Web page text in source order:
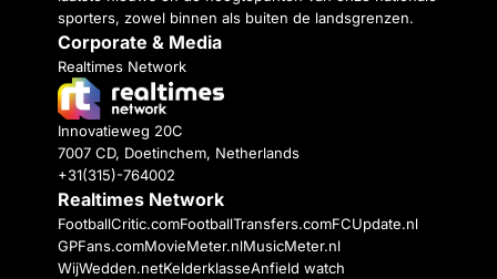
sporters, zowel binnen als buiten de landsgrenzen.
Corporate & Media
Realtimes Network
Innovatieweg 20C
7007 CD, Doetinchem, Netherlands
+31(315)-764002
Realtimes Network
FootballCritic.comFootballTransfers.comFCUpdate.nl
GPFans.comMovieMeter.nlMusicMeter.nl
WijWedden.netKelderklasseAnfield watch